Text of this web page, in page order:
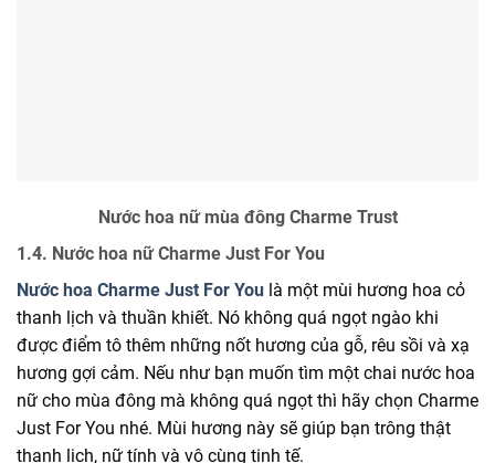
Nước hoa nữ mùa đông Charme Trust
1.4. Nước hoa nữ Charme Just For You
Nước hoa Charme Just For You là một mùi hương hoa cỏ
thanh lịch và thuần khiết. Nó không quá ngọt ngào khi
được điểm tô thêm những nốt hương của gỗ, rêu sồi và xạ
hương gợi cảm. Nếu như bạn muốn tìm một chai nước hoa
nữ cho mùa đông mà không quá ngọt thì hãy chọn Charme
Just For You nhé. Mùi hương này sẽ giúp bạn trông thật
thanh lịch, nữ tính và vô cùng tinh tế.